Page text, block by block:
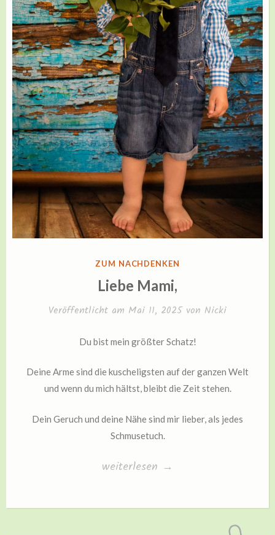
VERÖFFENTLICHT
ZUM NACHDENKEN
Liebe Mami,
Veröffentlicht am Mai 11, 2025von Nicki
Du bist mein größter Schatz!
Deine Arme sind die kuscheligsten auf der ganzen Welt
und wenn du mich hältst, bleibt die Zeit stehen.
Dein Geruch und deine Nähe sind mir lieber, als jedes
Schmusetuch.
„Liebe
weiterlesen →